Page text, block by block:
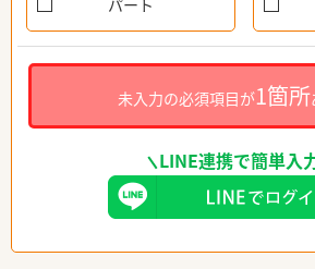
パート
未入力の必須項目が1箇所
LINE連携で簡単入